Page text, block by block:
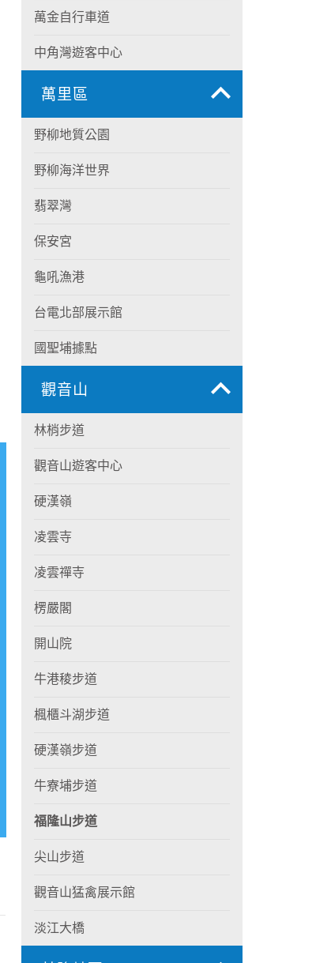
萬金自行車道
中角灣遊客中心
萬里區
野柳地質公園
野柳海洋世界
翡翠灣
保安宮
龜吼漁港
台電北部展示館
國聖埔據點
觀音山
林梢步道
觀音山遊客中心
硬漢嶺
凌雲寺
凌雲禪寺
楞嚴閣
開山院
牛港稜步道
楓櫃斗湖步道
硬漢嶺步道
牛寮埔步道
福隆山步道
尖山步道
觀音山猛禽展示館
淡江大橋